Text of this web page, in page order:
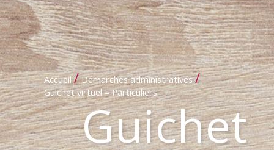
Accueil / Démarches administratives /
Guichet virtuel – Particuliers
Guichet